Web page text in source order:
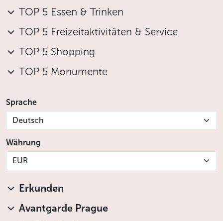
TOP 5 Essen & Trinken
TOP 5 Freizeitaktivitäten & Service
TOP 5 Shopping
TOP 5 Monumente
Sprache
Deutsch
Währung
EUR
Erkunden
Avantgarde Prague